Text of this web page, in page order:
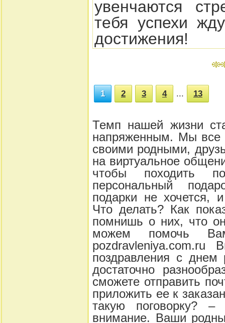
увенчаются
тебя успехи
достижения!
1 2 3 4 ... 13
Темп нашей жизни
напряженным. Мы все
своими родными,
на виртуальное
чтобы походить
персональный
подарки не хочется,
Что делать? Как
помнишь о них, что
можем помочь
pozdravleniya.com.ru
поздравления с днем
достаточно
сможете отправить
приложить ее к
такую поговорку?
внимание. Ваши